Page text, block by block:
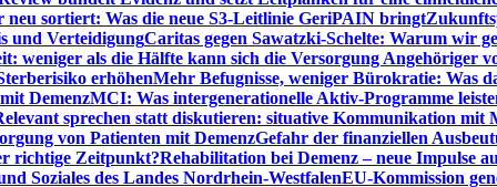
neu sortiert: Was die neue S3-Leitlinie GeriPAIN bringt
und VerteidigungCaritas gegen Sawatzki-Schelte: Warum wir
weniger als die Hälfte kann sich die Versorgung Angehöriger
erhöhenMehr Befugnisse, weniger Bürokratie: Was
DemenzMCI: Was intergenerationelle Aktiv-Programme
sprechen statt diskutieren: situative Kommunikation mit
von Patienten mit DemenzGefahr der finanziellen
richtige Zeitpunkt?Rehabilitation bei Demenz – neue Impulse
Soziales des Landes Nordrhein-WestfalenEU-Kommission